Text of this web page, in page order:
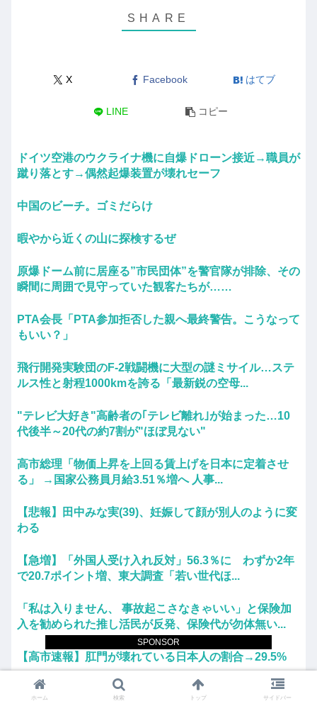
SPONSOR
X Facebook はてブ
LINE コピー
ドイツ空港のウクライナ機に自爆ドローン接近→職員が
蹴り落とす→偶然起爆装置が壊れセーフ
中国のビーチ。ゴミだらけ
暇やから近くの山に探検するぜ
原爆ドーム前に居座る”市民団体”を警官隊が排除、その
瞬間に周囲で見守っていた観客たちが……
PTA会長「PTA参加拒否した親へ最終警告。こうなって
もいい？」
飛行開発実験団のF-2戦闘機に大型の謎ミサイル…ステ
ルス性と射程1000kmを誇る「最新鋭の空母...
"テレビ大好き"高齢者の｢テレビ離れ｣が始まった…10
代後半～20代の約7割が"ほぼ見ない"
高市総理「物価上昇を上回る賃上げを日本に定着させ
る」 →国家公務員月給3.51％増へ 人事...
【悲報】田中みな実(39)、妊娠して顔が別人のように変
わる
【急増】「外国人受け入れ反対」56.3％に わずか2年
で20.7ポイント増、東大調査「若い世代ほ...
「私は入りません、 事故起こさなきゃいい」と保険加
入を勧められた推し活民が反発、保険代が勿体無い...
【高市速報】肛門が壊れている日本人の割合→29.5%
佐藤二朗の新作映画が撮影中止お蔵入りwww
ホーム 検索 トップ サイドバー